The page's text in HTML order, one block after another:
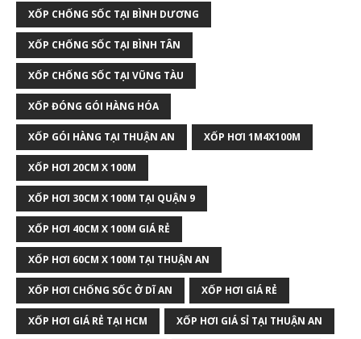
XỐP CHỐNG SỐC TẠI BÌNH DƯƠNG
XỐP CHỐNG SỐC TẠI BÌNH TÂN
XỐP CHỐNG SỐC TẠI VŨNG TÀU
XỐP ĐÓNG GÓI HÀNG HÓA
XỐP GÓI HÀNG TẠI THUẬN AN XỐP HƠI 1M4X100M
XỐP HƠI 20CM X 100M
XỐP HƠI 30CM X 100M TẠI QUẬN 9
XỐP HƠI 40CM X 100M GIÁ RẺ
XỐP HƠI 60CM X 100M TẠI THUẬN AN
XỐP HƠI CHỐNG SỐC Ở DĨ AN XỐP HƠI GIÁ RẺ
XỐP HƠI GIÁ RẺ TẠI HCM XỐP HƠI GIÁ SỈ TẠI THUẬN AN